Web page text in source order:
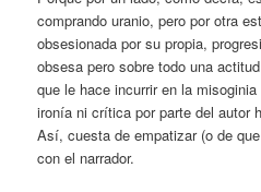
comprando uranio, pero por otra
obsesionada por su propia,
obsesa pero sobre todo una
que le hace incurrir en la
ironía ni crítica por parte del autor
Así, cuesta de empatizar (o de
con el narrador.